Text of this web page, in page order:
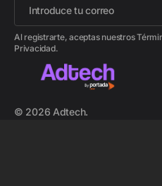
© 2026 Adtech.
Al registrarte, aceptas nuestros
Privacidad.